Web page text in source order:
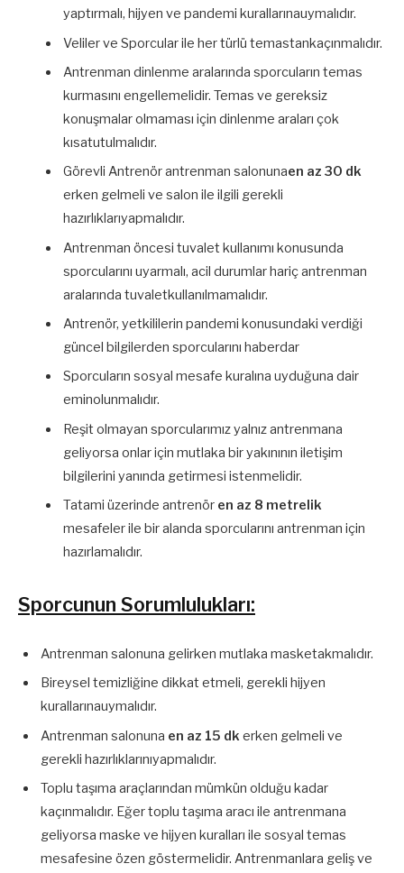
yaptırmalı, hijyen ve pandemi kurallarınauymalıdır.
Veliler ve Sporcular ile her türlü temastankaçınmalıdır.
Antrenman dinlenme aralarında sporcuların temas
kurmasını engellemelidir. Temas ve gereksiz
konuşmalar olmaması için dinlenme araları çok
kısatutulmalıdır.
Görevli Antrenör antrenman salonunaen az 30 dk
erken gelmeli ve salon ile ilgili gerekli
hazırlıklarıyapmalıdır.
Antrenman öncesi tuvalet kullanımı konusunda
sporcularını uyarmalı, acil durumlar hariç antrenman
aralarında tuvaletkullanılmamalıdır.
Antrenör, yetkililerin pandemi konusundaki verdiği
güncel bilgilerden sporcularını haberdar
Sporcuların sosyal mesafe kuralına uyduğuna dair
eminolunmalıdır.
Reşit olmayan sporcularımız yalnız antrenmana
geliyorsa onlar için mutlaka bir yakınının iletişim
bilgilerini yanında getirmesi istenmelidir.
Tatami üzerinde antrenör en az 8 metrelik
mesafeler ile bir alanda sporcularını antrenman için
hazırlamalıdır.
Sporcunun Sorumlulukları:
Antrenman salonuna gelirken mutlaka masketakmalıdır.
Bireysel temizliğine dikkat etmeli, gerekli hijyen
kurallarınauymalıdır.
Antrenman salonuna en az 15 dkerken gelmeli ve
gerekli hazırlıklarınıyapmalıdır.
Toplu taşıma araçlarından mümkün olduğu kadar
kaçınmalıdır. Eğer toplu taşıma aracı ile antrenmana
geliyorsa maske ve hijyen kuralları ile sosyal temas
mesafesine özen göstermelidir. Antrenmanlara geliş ve